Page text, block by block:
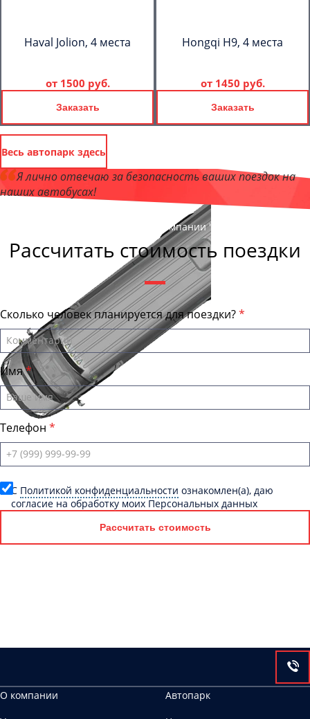
Haval Jolion, 4 места
от 1500 руб.
Заказать
Hongqi H9, 4 места
от 1450 руб.
Заказать
Весь автопарк здесь
Я лично отвечаю за безопасность ваших поездок на
наших автобусах!
, директор компании "АстраханьБас"
Рассчитать стоимость поездки
Сколько человек планируется для поездки?
Имя
Телефон
C Политикой конфиденциальности ознакомлен(а), даю
согласие на обработку моих Персональных данных
Рассчитать стоимость
О компании
Автопарк